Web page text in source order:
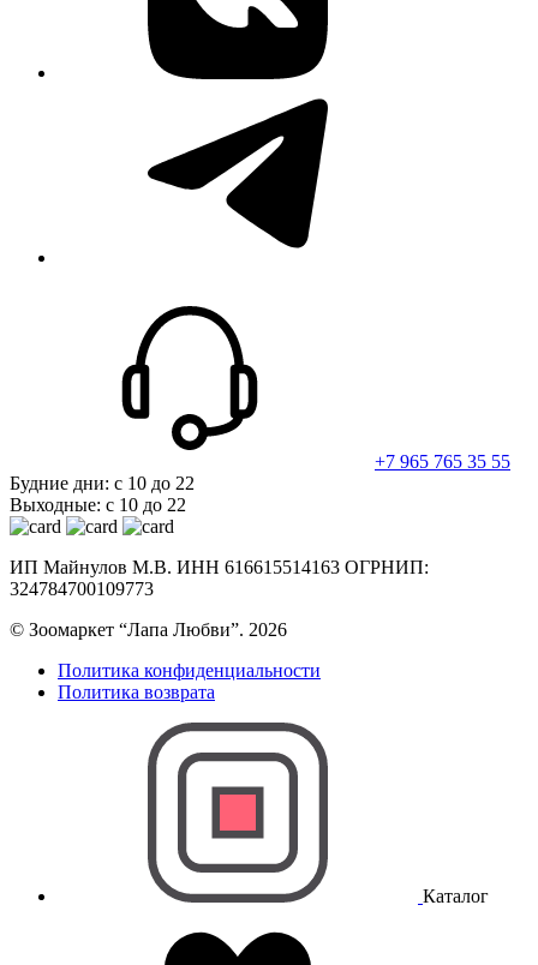
+7 965 765 35 55
Будние дни: с 10 до 22
Выходные: с 10 до 22
ИП Майнулов М.В. ИНН 616615514163 ОГРНИП:
324784700109773
© Зоомаркет “Лапа Любви”. 2026
Политика конфиденциальности
Политика возврата
Каталог